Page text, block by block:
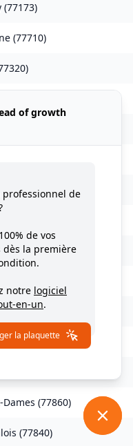
(77173)
(77710)
)
)
(77450
(77440 )
(77860)
(77840)
of growth
professionnel de
100% de vos
dès la première
notre logiciel
en-un.
la plaquette